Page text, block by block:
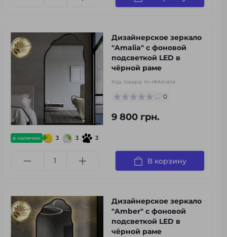
в наличии 3 3 3
Дизайнерское зеркало
"Amalia" с фоновой
подсветкой LED в
чёрной раме
Код товара: m-r#Amalia
0
9 800 грн.
В корзину
Дизайнерское зеркало
"Amber" с фоновой
подсветкой LED в
чёрной раме